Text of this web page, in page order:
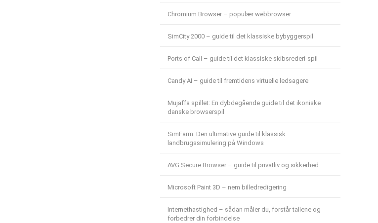
Chromium Browser – populær webbrowser
SimCity 2000 – guide til det klassiske bybyggerspil
Ports of Call – guide til det klassiske skibsrederi-spil
Candy AI – guide til fremtidens virtuelle ledsagere
Mujaffa spillet: En dybdegående guide til det ikoniske
danske browserspil
SimFarm: Den ultimative guide til klassisk
landbrugssimulering på Windows
AVG Secure Browser – guide til privatliv og sikkerhed
Microsoft Paint 3D – nem billedredigering
Internethastighed – sådan måler du, forstår tallene og
forbedrer din forbindelse